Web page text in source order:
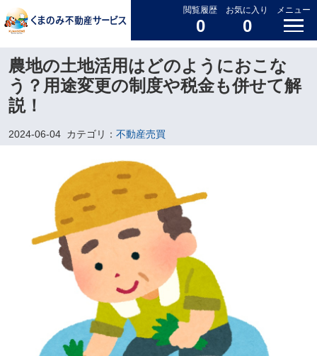
閲覧履歴
0
お気に入り
0
メニュー
農地の土地活用はどのようにおこな
う？用途変更の制度や税金も併せて解
説！
2024-06-04 カテゴリ： 不動産売買